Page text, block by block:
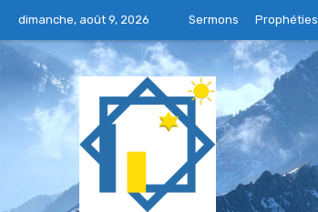
dimanche, août 9, 2026 Sermons Prophéties